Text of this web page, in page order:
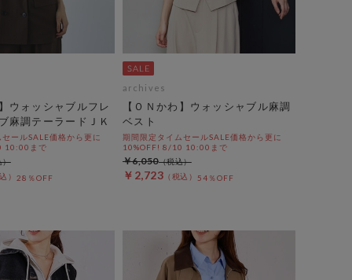
ウォッシャブルフレ
麻調テーラードＪＫ
ールSALE価格から更に
10:00まで
28％OFF
archives
【ＯＮかわ】ウォッシャブル麻調
ベスト
期間限定タイムセールSALE価格から更に
10%OFF! 8/10 10:00まで
￥2,723 54％OFF
￥6,050